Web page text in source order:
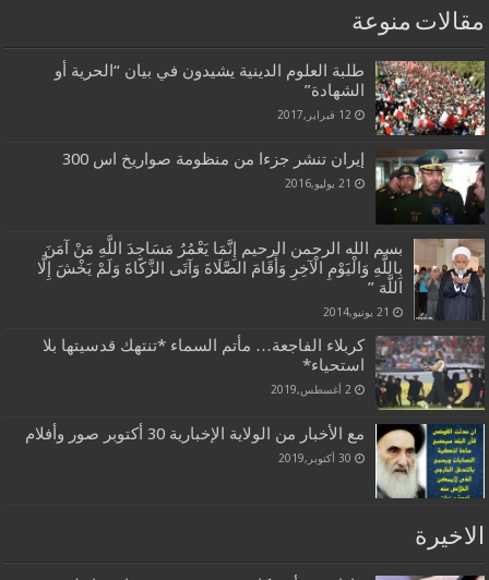
مقالات منوعة
طلبة العلوم الدينية يشيدون في بيان “الحرية أو
الشهادة”
12 فبراير,2017
إيران تنشر جزءا من منظومة صواريخ اس 300
21 يوليو,2016
بسم الله الرحمن الرحيم إِنَّمَا يَعْمُرُ مَسَاجِدَ اللَّهِ مَنْ آمَنَ
بِاللَّهِ وَالْيَوْمِ الْآخِرِ وَأَقَامَ الصَّلَاةَ وَآتَى الزَّكَاةَ وَلَمْ يَخْشَ إِلَّا
اللَّهَ ”
21 يونيو,2014
كربلاء الفاجعة… مأتم السماء *تنتهك قدسيتها بلا
استحياء*
2 أغسطس,2019
مع الأخبار من الولاية الإخبارية 30 أكتوبر صور وأفلام
30 أكتوبر,2019
الاخيرة